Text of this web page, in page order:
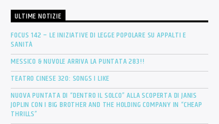
ULTIME NOTIZIE
FOCUS 142 – LE INIZIATIVE DI LEGGE POPOLARE SU APPALTI E
SANITÀ
MESSICO & NUVOLE ARRIVA LA PUNTATA 283!!
TEATRO CINESE 320: SONGS I LIKE
NUOVA PUNTATA DI “DENTRO IL SOLCO” ALLA SCOPERTA DI JANIS
JOPLIN CON I BIG BROTHER AND THE HOLDING COMPANY IN “CHEAP
THRILLS”